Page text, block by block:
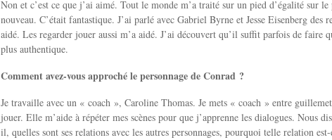
Non et c’est ce que j’ai aimé. Tout le monde m’a traité sur un pied d’égalité sur
nouveau. C’était fantastique. J’ai parlé avec Gabriel Byrne et Jesse Eisenberg des
aidé. Les regarder jouer aussi m’a aidé. J’ai découvert qu’il suffit parfois de faire
plus authentique.
Comment avez-vous approché le personnage de Conrad ?
Je travaille avec un « coach », Caroline Thomas. Je mets « coach » entre
jouer. Elle m’aide à répéter mes scènes pour que j’apprenne les dialogues. Nous
il, quelles sont ses relations avec les autres personnages, pourquoi telle relation